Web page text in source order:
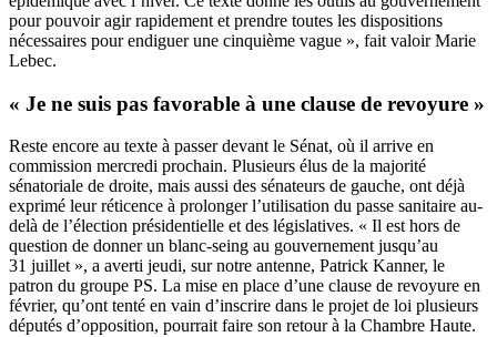
pour pouvoir agir rapidement et prendre toutes les dispositions
nécessaires pour endiguer une cinquième vague », fait valoir Marie
Lebec.
« Je ne suis pas favorable à une clause de revoyure »
Reste encore au texte à passer devant le Sénat, où il arrive en
commission mercredi prochain. Plusieurs élus de la majorité
sénatoriale de droite, mais aussi des sénateurs de gauche, ont déjà
exprimé leur réticence à prolonger l’utilisation du passe sanitaire au-
delà de l’élection présidentielle et des législatives. « Il est hors de
question de donner un blanc-seing au gouvernement jusqu’au
31 juillet », a averti jeudi, sur notre antenne, Patrick Kanner, le
patron du groupe PS. La mise en place d’une clause de revoyure en
février, qu’ont tenté en vain d’inscrire dans le projet de loi plusieurs
députés d’opposition, pourrait faire son retour à la Chambre Haute.